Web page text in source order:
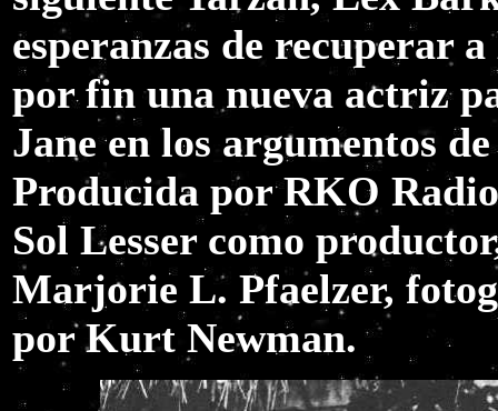
esperanzas de recuperar
por fin una nueva actriz
Jane en los argumentos
Producida por RKO
Sol Lesser como
Marjorie L. Pfaelzer,
por Kurt Newman.